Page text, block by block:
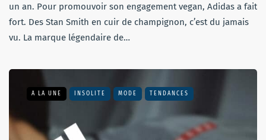
un an. Pour promouvoir son engagement vegan, Adidas a fait
fort. Des Stan Smith en cuir de champignon, c’est du jamais
vu. La marque légendaire de…
A LA UNE INSOLITE MODE TENDANCES